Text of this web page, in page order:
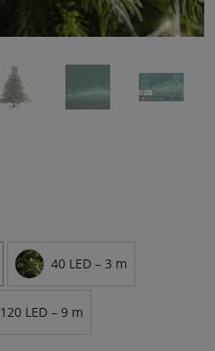
40 LED – 3 m
120 LED – 9 m